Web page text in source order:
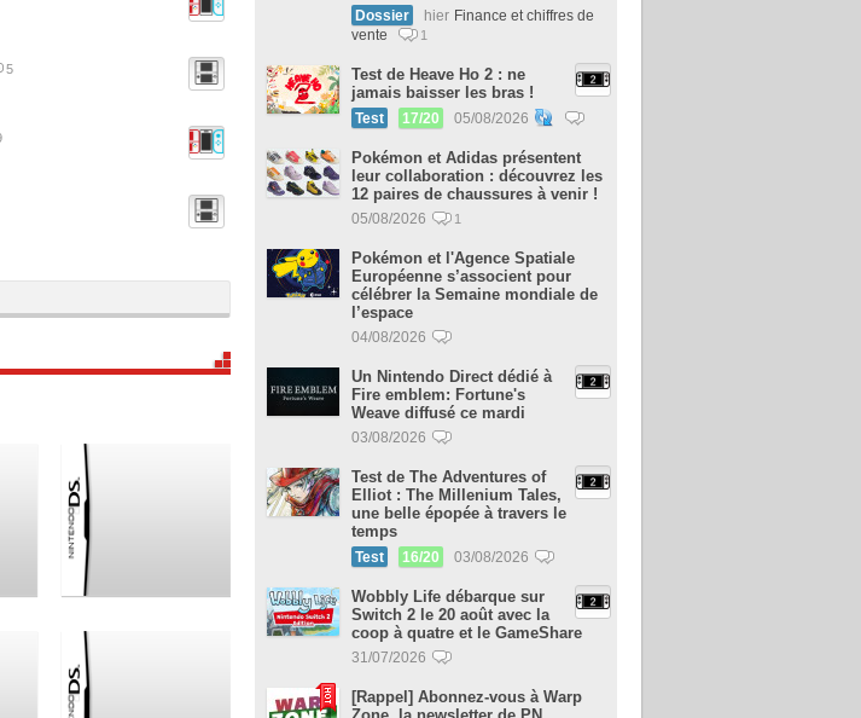
5
Dossier hier Finance et chiffres de
vente
1
Test de Heave Ho 2 : ne
jamais baisser les bras !
Test 17/20 05/08/2026
Pokémon et Adidas présentent
leur collaboration : découvrez les
12 paires de chaussures à venir !
05/08/2026 1
Pokémon et l'Agence Spatiale
Européenne s’associent pour
célébrer la Semaine mondiale de
l’espace
04/08/2026
Un Nintendo Direct dédié à
Fire emblem: Fortune's
Weave diffusé ce mardi
03/08/2026
Test de The Adventures of
Elliot : The Millenium Tales,
une belle épopée à travers le
temps
Test 16/20 03/08/2026
Wobbly Life débarque sur
Switch 2 le 20 août avec la
coop à quatre et le GameShare
31/07/2026
[Rappel] Abonnez-vous à Warp